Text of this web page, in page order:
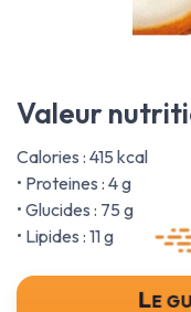
Valeur
Calories : 415 kcal
• Proteines : 4 g
• Glucides : 75 g
• Lipides : 11 g
Le